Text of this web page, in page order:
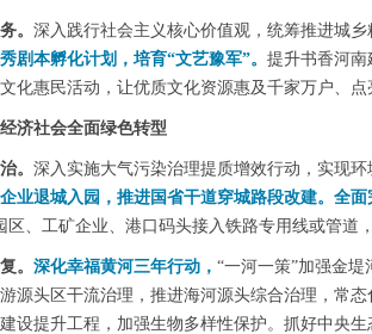
。 深入践行社会主义核心价值观，统筹推进城
剧本孵化计划，培育“文艺豫军”。 提升书香河南
化惠民活动，让优质文化资源惠及千家万户、
济社会全面绿色转型
。 深入实施大气污染治理提质增效行动，实现
业退城入园，推进国省干道穿城路段改建。全
区、工矿企业、港口码头接入铁路专用线或管道
。 深化幸福黄河三年行动， “一河一策”加强金
源头区干流治理，推进海河源头综合治理，常态
设提升工程，加强生物多样性保护。抓好中央